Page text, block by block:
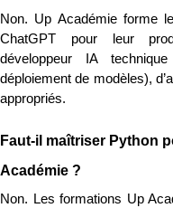
Non. Up Académie forme
ChatGPT pour leur
développeur IA
déploiement de modèles),
appropriés.
Faut-il maîtriser Python
Académie ?
Non. Les formations Up